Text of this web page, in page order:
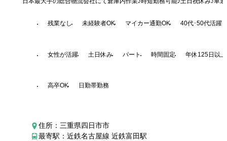
残業なし 未経験者OK マイカー通勤OK 40代･50代活躍
女性が活躍 土日休み パート 時間固定 年休125日以上
高卒OK 日勤帯勤務
住所：三重県四日市市
最寄駅：近鉄名古屋線 近鉄富田駅